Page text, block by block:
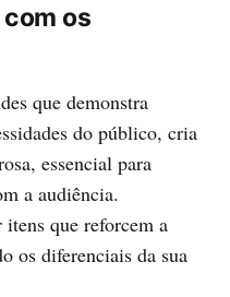
os
que demonstra
do público, cria
essencial para
a audiência.
que reforcem a
os diferenciais da sua